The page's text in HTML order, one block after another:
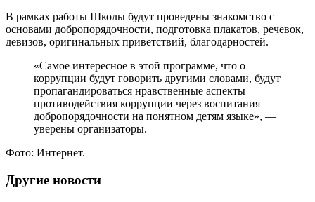
В рамках работы Школы будут проведены знакомство с
основами добропорядочности, подготовка плакатов, речевок,
девизов, оригинальных приветствий, благодарностей.
«Самое интересное в этой программе, что о
коррупции будут говорить другими словами, будут
пропагандироваться нравственные аспекты
противодействия коррупции через воспитания
добропорядочности на понятном детям языке», —
уверены организаторы.
Фото: Интернет.
Другие новости